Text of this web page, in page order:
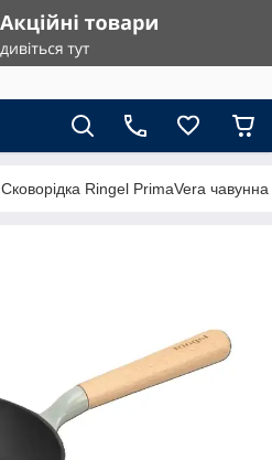
Сковорідка Ringel PrimaVera